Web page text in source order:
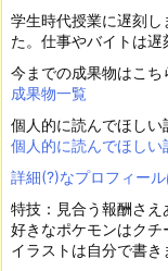
学生時代授業に遅刻
た。仕事やバイトは遅
今までの成果物はこち
成果物一覧
個人的に読んでほしい
個人的に読んでほしい
詳細(?)なプロフィー
特技：見合う報酬さえ
好きなポケモンはクチ
イラストは自分で書き